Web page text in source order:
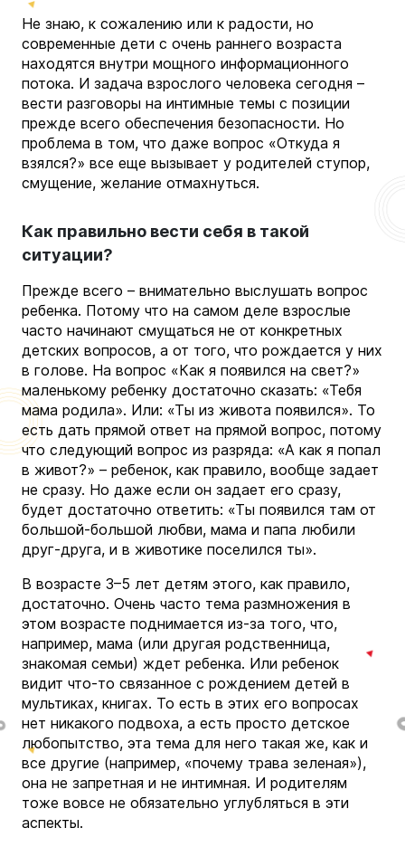
Не знаю, к сожалению или к радости, но
современные дети с очень раннего возраста
находятся внутри мощного информационного
потока. И задача взрослого человека сегодня –
вести разговоры на интимные темы с позиции
прежде всего обеспечения безопасности. Но
проблема в том, что даже вопрос «Откуда я
взялся?» все еще вызывает у родителей ступор,
смущение, желание отмахнуться.
Как правильно вести себя в такой
ситуации?
Прежде всего – внимательно выслушать вопрос
ребенка. Потому что на самом деле взрослые
часто начинают смущаться не от конкретных
детских вопросов, а от того, что рождается у них
в голове. На вопрос «Как я появился на свет?»
маленькому ребенку достаточно сказать: «Тебя
мама родила». Или: «Ты из живота появился». То
есть дать прямой ответ на прямой вопрос, потому
что следующий вопрос из разряда: «А как я попал
в живот?» – ребенок, как правило, вообще задает
не сразу. Но даже если он задает его сразу,
будет достаточно ответить: «Ты появился там от
большой-большой любви, мама и папа любили
друг-друга, и в животике поселился ты».
В возрасте 3–5 лет детям этого, как правило,
достаточно. Очень часто тема размножения в
этом возрасте поднимается из-за того, что,
например, мама (или другая родственница,
знакомая семьи) ждет ребенка. Или ребенок
видит что-то связанное с рождением детей в
мультиках, книгах. То есть в этих его вопросах
нет никакого подвоха, а есть просто детское
любопытство, эта тема для него такая же, как и
все другие (например, «почему трава зеленая»),
она не запретная и не интимная. И родителям
тоже вовсе не обязательно углубляться в эти
аспекты.